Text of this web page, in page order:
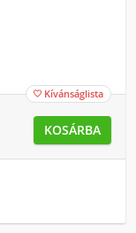
 Kívánságlista
KOSÁRBA